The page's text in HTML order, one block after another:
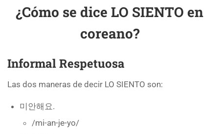
¿Cómo se dice LO SIENTO en
coreano?
Informal Respetuosa
Las dos maneras de decir LO SIENTO son:
미안해요.
/mi-an-je-yo/